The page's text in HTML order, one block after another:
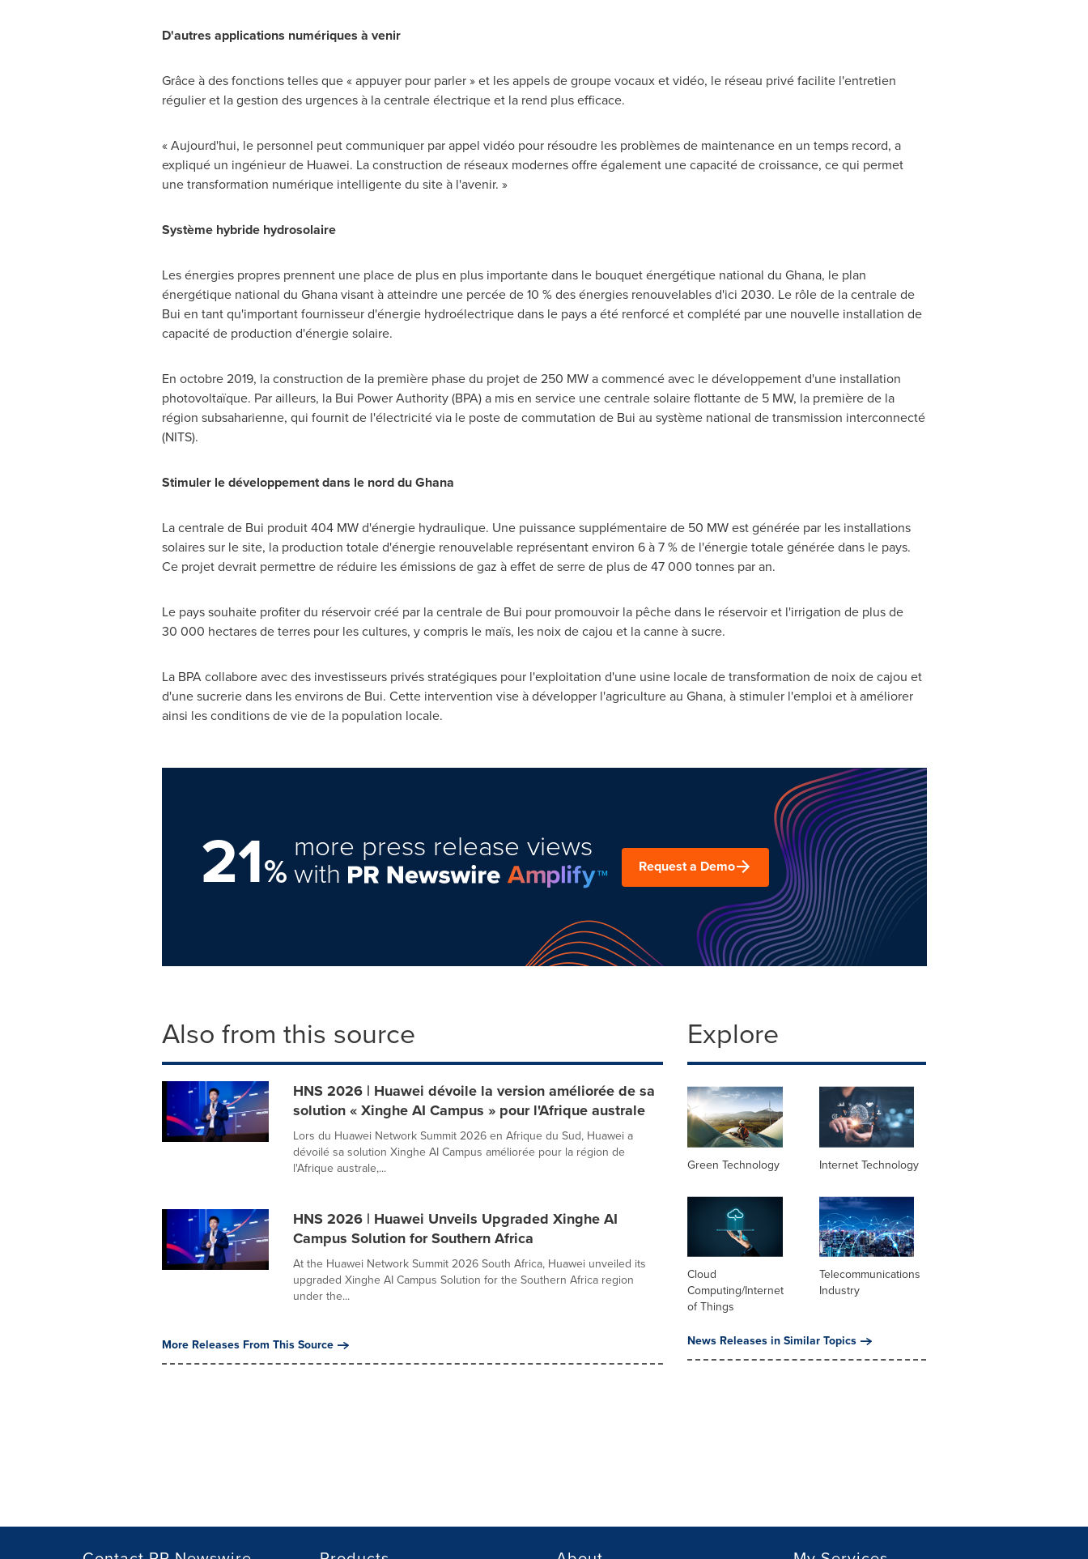
D'autres applications numériques à venir
Grâce à des fonctions telles que « appuyer pour parler » et les appels de groupe vocaux et vidéo, le réseau privé facilite l'entretien
régulier et la gestion des urgences à la centrale électrique et la rend plus efficace.
« Aujourd'hui, le personnel peut communiquer par appel vidéo pour résoudre les problèmes de maintenance en un temps record, a
expliqué un ingénieur de Huawei. La construction de réseaux modernes offre également une capacité de croissance, ce qui permet
une transformation numérique intelligente du site à l'avenir. »
Système hybride hydrosolaire
Les énergies propres prennent une place de plus en plus importante dans le bouquet énergétique national du Ghana, le plan
énergétique national du Ghanavisant à atteindre une percée de 10 % des énergies renouvelables d'ici 2030. Le rôle de la centrale de
Bui en tant qu'important fournisseur d'énergie hydroélectrique dans le pays a été renforcé et complété par une nouvelle installation de
capacité de production d'énergie solaire.
En octobre 2019, la construction de la première phase du projet de 250 MW a commencé avec le développement d'une installation
photovoltaïque. Par ailleurs, la Bui Power Authority (BPA) a mis en service une centrale solaire flottante de 5 MW, la première de la
région subsaharienne, qui fournit de l'électricité via le poste de commutation de Bui au système national de transmission interconnecté
(NITS).
Stimuler le développement dans le nord duGhana
La centrale de Bui produit 404 MW d'énergie hydraulique. Une puissance supplémentaire de 50 MW est générée par les installations
solaires sur le site, la production totale d'énergie renouvelable représentant environ 6 à 7 % de l'énergie totale générée dans le pays.
Ce projet devrait permettre de réduire les émissions de gaz à effet de serre de plus de 47 000 tonnes par an.
Le pays souhaite profiter du réservoir créé par la centrale de Bui pour promouvoir la pêche dans le réservoir et l'irrigation de plus de
30 000 hectares de terres pour les cultures, y compris le maïs, les noix de cajou et la canne à sucre.
La BPA collabore avec des investisseurs privés stratégiques pour l'exploitation d'une usine locale de transformation de noix de cajou et
d'une sucrerie dans les environs de Bui. Cette intervention vise à développer l'agriculture au Ghana, à stimuler l'emploi et à améliorer
ainsi les conditions de vie de la population locale.
21%
more press release views
with Request a Demo
Also from this source
HNS 2026 | Huawei dévoile la version améliorée de sa
solution « Xinghe AI Campus » pour l'Afrique australe
Lors du Huawei Network Summit 2026 en Afrique du Sud, Huawei a
dévoilé sa solution Xinghe AI Campus améliorée pour la région de
l'Afrique australe,...
HNS 2026 | Huawei Unveils Upgraded Xinghe AI
Campus Solution for Southern Africa
At the Huawei Network Summit 2026 South Africa, Huawei unveiled its
upgraded Xinghe AI Campus Solution for the Southern Africa region
under the...
More Releases From This Source
Explore
Green Technology Internet Technology
Cloud
Computing/Internet
of Things
Telecommunications
Industry
News Releases in Similar Topics